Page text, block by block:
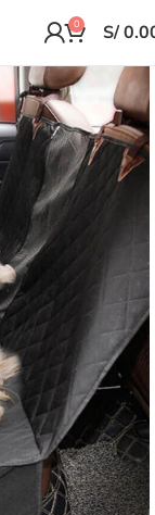
0 S/